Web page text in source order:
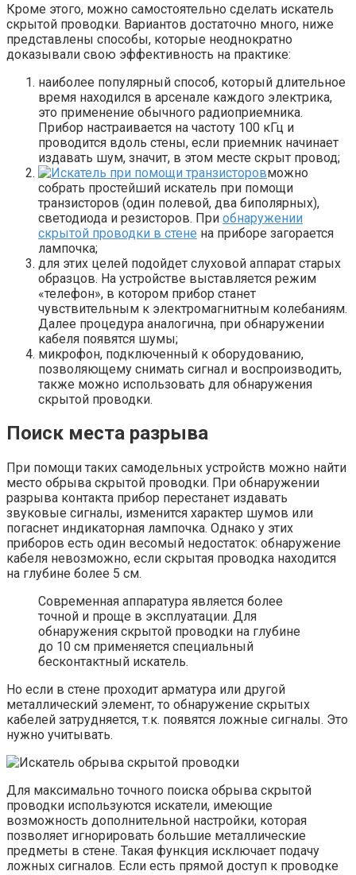
Кроме этого, можно самостоятельно сделать искатель
скрытой проводки. Вариантов достаточно много, ниже
представлены способы, которые неоднократно
доказывали свою эффективность на практике:
наиболее популярный способ, который длительное
время находился в арсенале каждого электрика,
это применение обычного радиоприемника.
Прибор настраивается на частоту 100 кГц и
проводится вдоль стены, если приемник начинает
издавать шум, значит, в этом месте скрыт провод;
можно
собрать простейший искатель при помощи
транзисторов (один полевой, два биполярных),
светодиода и резисторов. При обнаружении
скрытой проводки в стене на приборе загорается
лампочка;
для этих целей подойдет слуховой аппарат старых
образцов. На устройстве выставляется режим
«телефон», в котором прибор станет
чувствительным к электромагнитным колебаниям.
Далее процедура аналогична, при обнаружении
кабеля появятся шумы;
микрофон, подключенный к оборудованию,
позволяющему снимать сигнал и воспроизводить,
также можно использовать для обнаружения
скрытой проводки.
Поиск места разрыва
При помощи таких самодельных устройств можно найти
место обрыва скрытой проводки. При обнаружении
разрыва контакта прибор перестанет издавать
звуковые сигналы, изменится характер шумов или
погаснет индикаторная лампочка. Однако у этих
приборов есть один весомый недостаток: обнаружение
кабеля невозможно, если скрытая проводка находится
на глубине более 5 см.
Современная аппаратура является более
точной и проще в эксплуатации. Для
обнаружения скрытой проводки на глубине
до 10 см применяется специальный
бесконтактный искатель.
Но если в стене проходит арматура или другой
металлический элемент, то обнаружение скрытых
кабелей затрудняется, т.к. появятся ложные сигналы. Это
нужно учитывать.
Для максимально точного поиска обрыва скрытой
проводки используются искатели, имеющие
возможность дополнительной настройки, которая
позволяет игнорировать большие металлические
предметы в стене. Такая функция исключает подачу
ложных сигналов. Если есть прямой доступ к проводке